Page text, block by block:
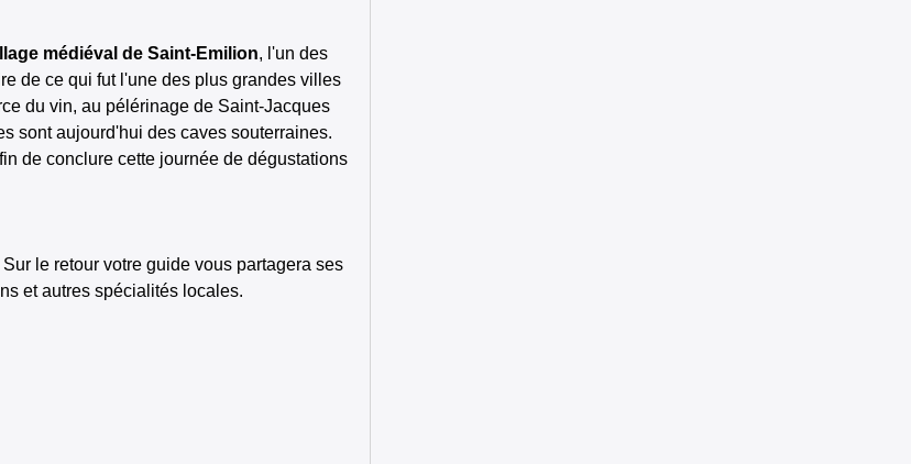
médiéval de Saint-Emilion, l'un des
de ce qui fut l'une des plus grandes villes
du vin, au pélérinage de Saint-Jacques
sont aujourd'hui des caves souterraines.
de conclure cette journée de dégustations
le retour votre guide vous partagera ses
et autres spécialités locales.